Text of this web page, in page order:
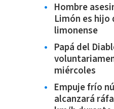
Hombre
Limón es
limonense
Papá del
miércoles
Empuje frío
alcanzará